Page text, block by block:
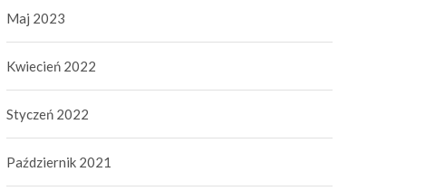
Maj 2023
Kwiecień 2022
Styczeń 2022
Październik 2021